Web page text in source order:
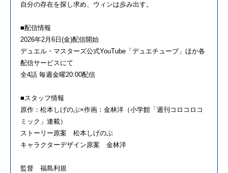
自分の存在を探し求め、ウィンは歩み出す。
■配信情報
2026年2月6日(金)配信開始
デュエル・マスターズ公式YouTube「デュエチューブ」ほか各
配信サービスにて
全4話 毎週金曜20:00配信
■スタッフ情報
原作：松本しげのぶ×作画：金林洋（小学館「週刊コロコロコ
ミック」連載）
ストーリー原案 松本しげのぶ
キャラクターデザイン原案 金林洋
監督 福島利規